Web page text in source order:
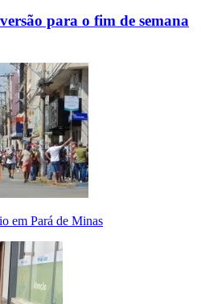
para o fim de semana
em Pará de Minas